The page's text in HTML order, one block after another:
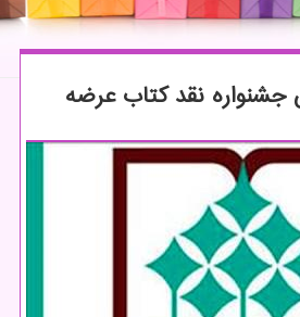
۴ بخش جشنواره نقد كتاب عرضه